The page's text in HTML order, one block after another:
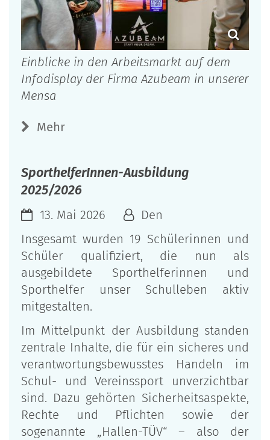
Einblicke in den Arbeitsmarkt auf dem
Infodisplay der Firma Azubeam in unserer
Mensa
Mehr
SporthelferInnen-Ausbildung
2025/2026
13. Mai 2026
Den
Insgesamt wurden 19 Schülerinnen und
Schüler qualifiziert, die nun als
ausgebildete Sporthelferinnen und
Sporthelfer unser Schulleben aktiv
mitgestalten.
Im Mittelpunkt der Ausbildung standen
zentrale Inhalte, die für ein sicheres und
verantwortungsbewusstes Handeln im
Schul- und Vereinssport unverzichtbar
sind. Dazu gehörten Sicherheitsaspekte,
Rechte und Pflichten sowie der
sogenannte „Hallen-TÜV“ – also der